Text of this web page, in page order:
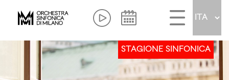
STAGIONE SINFONICA